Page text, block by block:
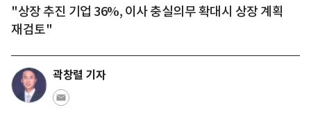
"상장 추진 기업 36%, 이사 충실의무 확대시 상장 계획
재검토"
곽창렬 기자